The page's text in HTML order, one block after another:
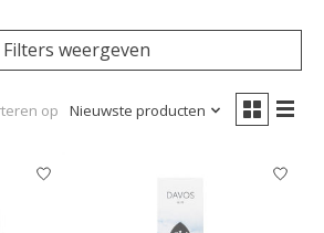
Filters weergeven
op Nieuwste producten